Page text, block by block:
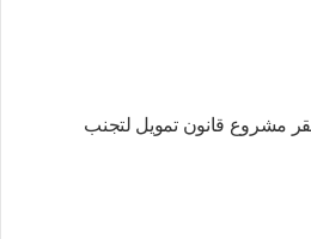
مشروع قانون تمويل لتجنب